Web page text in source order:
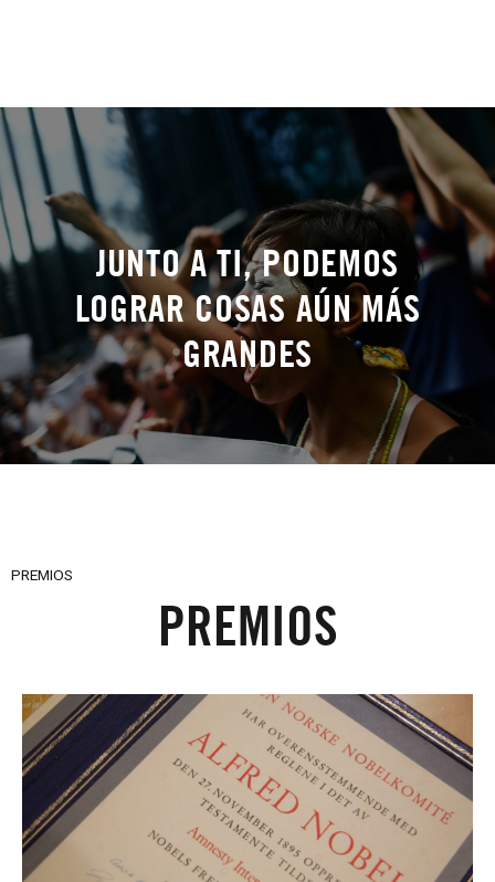
JUNTO A TI, PODEMOS
LOGRAR COSAS AÚN MÁS
GRANDES
PREMIOS
PREMIOS